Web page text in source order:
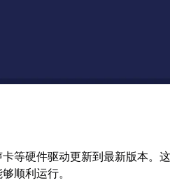
等硬件驱动更新到最新版本。
顺利运行。